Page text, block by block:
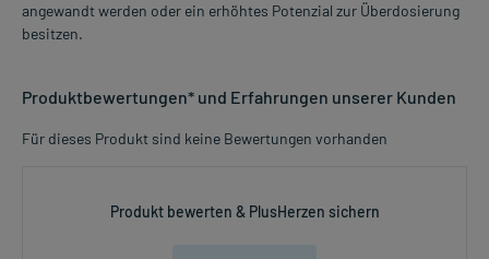
angewandt werden oder ein erhöhtes Potenzial zur Überdosierung
besitzen.
Produktbewertungen* und Erfahrungen unserer Kunden
Für dieses Produkt sind keine Bewertungen vorhanden
Produkt bewerten & PlusHerzen sichern